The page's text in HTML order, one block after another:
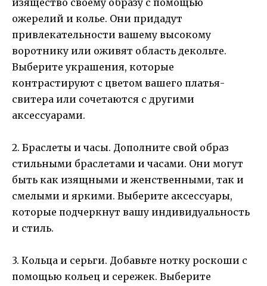
изящество своему образу с помощью
ожерелий и колье. Они придадут
привлекательности вашему высокому
воротнику или оживят область декольте.
Выберите украшения, которые
контрастируют с цветом вашего платья-
свитера или сочетаются с другими
аксессуарами.
2. Браслеты и часы. Дополните свой образ
стильными браслетами и часами. Они могут
быть как изящными и женственными, так и
смелыми и яркими. Выберите аксессуары,
которые подчеркнут вашу индивидуальность
и стиль.
3. Кольца и серьги. Добавьте нотку роскоши с
помощью кольец и сережек. Выберите